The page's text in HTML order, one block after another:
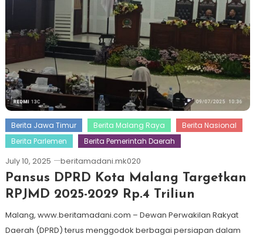
Berita Jawa Timur Berita Malang Raya
Berita Nasional
Berita Parlemen
Berita Pemerintah Daerah
July 10, 2025 beritamadani.mk020
Pansus DPRD Kota Malang Targetkan
RPJMD 2025-2029 Rp.4 Triliun
Malang, www.beritamadani.com – Dewan Perwakilan Rakyat
Daerah (DPRD) terus menggodok berbagai persiapan dalam